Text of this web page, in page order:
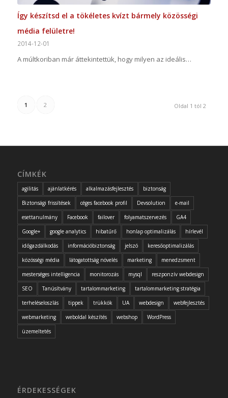
Így készítsd el a tökéletes kvízt bármely közösségi
média felületre!
2014-12-01
A múltkoriban már áttekintettük, hogy milyen az ideális…
Oldal 1 tól 2
1 2
CÍMKÉK
agilitás ajánlatkérés alkalmazásfejlesztés
biztonság
Biztonsági frissítések
céges facebook profil Devsolution
e-mail
esettanulmány
Facebook failover folyamatszervezés
GA4
Google+
google analytics hibatűrő honlap optimalizálás
hírlevél
időgazdálkodás
információbiztonság jelszó
keresőoptimalizálás
közösségi média
látogatottság növelés marketing
menedzsment
mesterséges intelligencia
monitorozás mysql
reszponzív webdesign
SEO
Tanúsítvány tartalommarketing
tartalommarketing stratégia
terheléseloszlás
tippek trükkök UA webdesign
webfejlesztés
webmarketing
weboldal készítés webshop
WordPress
üzemeltetés
ÉRDEKESSÉGEK